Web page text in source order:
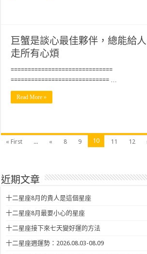
巨蟹是談心最佳夥伴，總能給
走所有心煩
==============================
============================= …
Read More »
« First ... « 8 9 10 11 12
近期文章
十二星座8月的貴人是這個星座
十二星座8月最要小心的星座
十二星座接下來七天變好運的方法
十二星座週運勢：2026.08.03-08.09